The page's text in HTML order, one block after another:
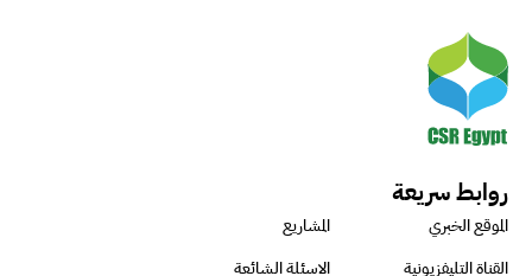
روابط سريعة
الموقع الخبري
المشاريع
القناة التليفزيونية
الاسئلة الشائعة